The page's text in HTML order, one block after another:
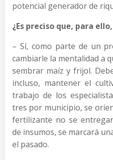
potencial generador de
¿Es preciso que, para
– Sí, como parte de un
cambiarle la mentalidad a
sembrar maíz y frijol.
incluso, mantener el
trabajo de los
tres por municipio, se
fertilizante no se
de insumos, se marcará
el pasado.